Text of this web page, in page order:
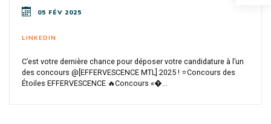
05 FÉV 2025
LINKEDIN
C’est votre dernière chance pour déposer votre candidature à l’un
des concours @[EFFERVESCENCE MTL] 2025 ! ⭐Concours des
Étoiles EFFERVESCENCE 🔥Concours «�...